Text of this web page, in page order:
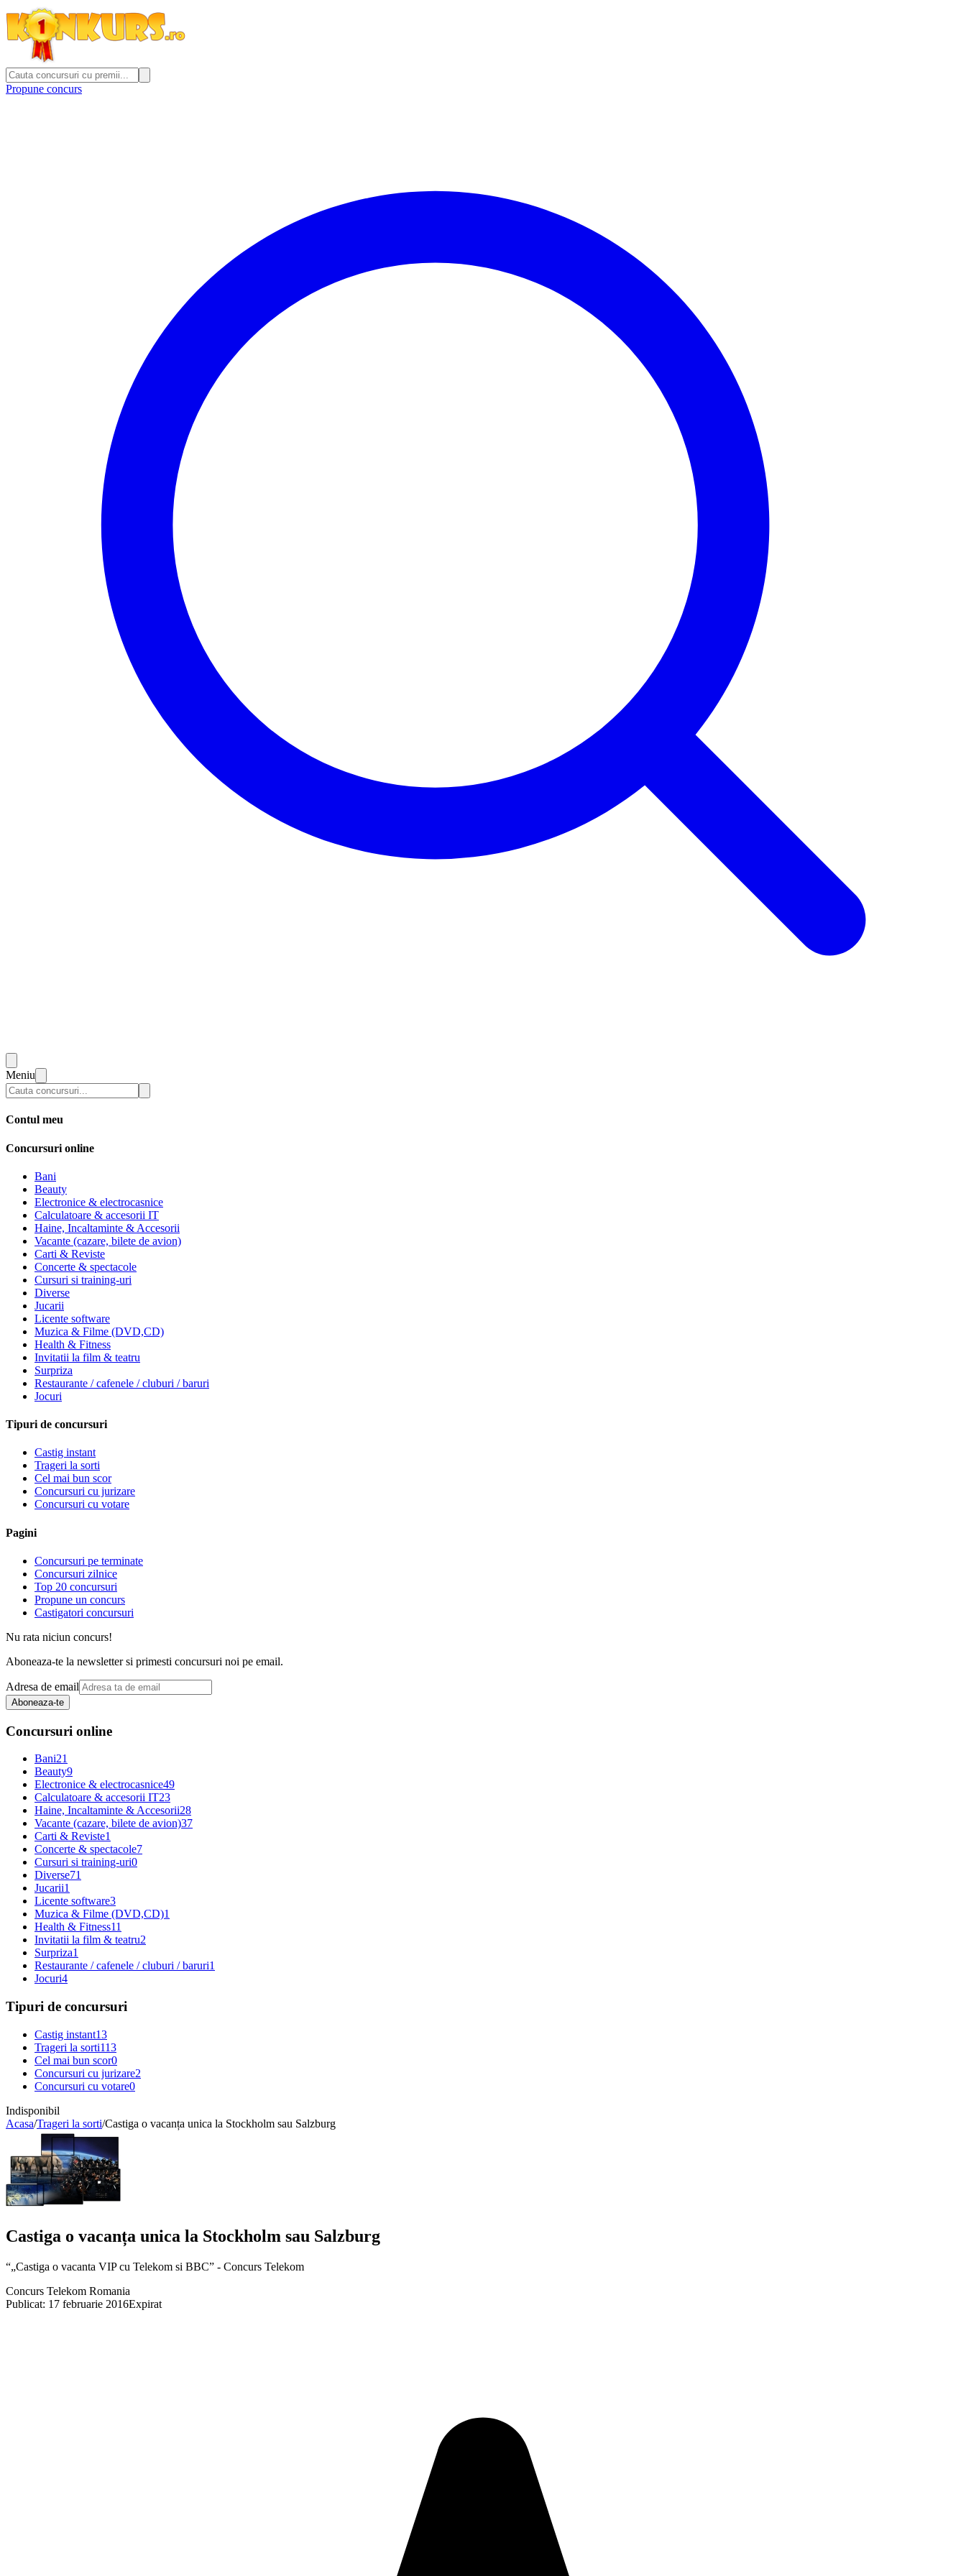
Propune concurs
Meniu
Contul meu
Concursuri online
Bani
Beauty
Electronice & electrocasnice
Calculatoare & accesorii IT
Haine, Incaltaminte & Accesorii
Vacante (cazare, bilete de avion)
Carti & Reviste
Concerte & spectacole
Cursuri si training-uri
Diverse
Jucarii
Licente software
Muzica & Filme (DVD,CD)
Health & Fitness
Invitatii la film & teatru
Surpriza
Restaurante / cafenele / cluburi / baruri
Jocuri
Tipuri de concursuri
Castig instant
Trageri la sorti
Cel mai bun scor
Concursuri cu jurizare
Concursuri cu votare
Pagini
Concursuri pe terminate
Concursuri zilnice
Top 20 concursuri
Propune un concurs
Castigatori concursuri
Nu rata niciun concurs!
Aboneaza-te la newsletter si primesti concursuri noi pe email.
Adresa de email
Aboneaza-te
Concursuri online
Bani21
Beauty9
Electronice & electrocasnice49
Calculatoare & accesorii IT23
Haine, Incaltaminte & Accesorii28
Vacante (cazare, bilete de avion)37
Carti & Reviste1
Concerte & spectacole7
Cursuri si training-uri0
Diverse71
Jucarii1
Licente software3
Muzica & Filme (DVD,CD)1
Health & Fitness11
Invitatii la film & teatru2
Surpriza1
Restaurante / cafenele / cluburi / baruri1
Jocuri4
Tipuri de concursuri
Castig instant13
Trageri la sorti113
Cel mai bun scor0
Concursuri cu jurizare2
Concursuri cu votare0
Indisponibil
Acasa/Trageri la sorti/Castiga o vacanța unica la Stockholm sau Salzburg
Castiga o vacanța unica la Stockholm sau Salzburg
“„Castiga o vacanta VIP cu Telekom si BBC” - Concurs Telekom
Concurs Telekom Romania
Publicat: 17 februarie 2016Expirat